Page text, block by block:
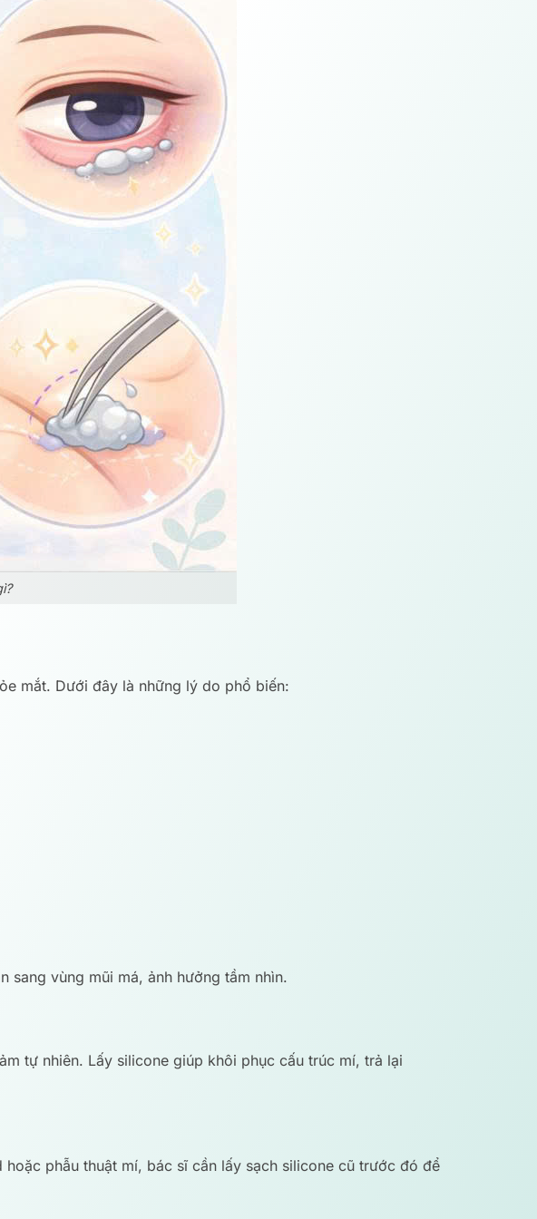
mắt. Dưới đây là những lý do phổ biến:
sang vùng mũi má, ảnh hưởng tầm nhìn.
tự nhiên. Lấy silicone giúp khôi phục cấu trúc mí, trả lại
phẫu thuật mí, bác sĩ cần lấy sạch silicone cũ trước đó để